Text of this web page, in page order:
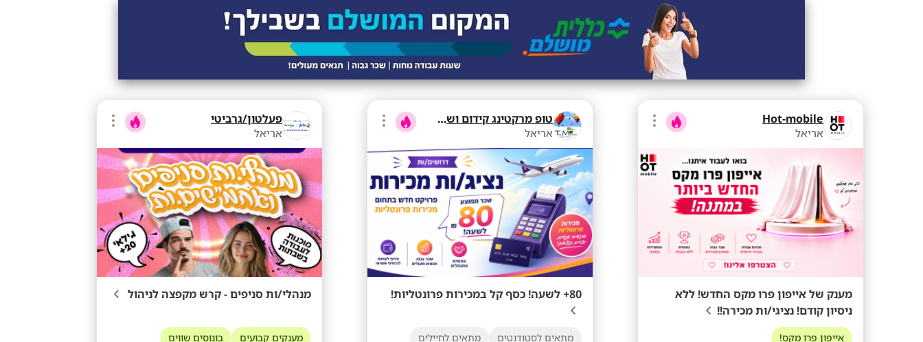
Hot-mobile
אריאל
מענק של אייפון פרו מקס החדש! ללא
ניסיון קודם! נציגי/ות מכירה!!
אייפון פרו מקס!
טופ מרקטינג קידום ושיווק בע"מ
אריאל
80+ לשעה! כסף קל במכירות פרונטליות!
מתאים לסטודנטים מתאים לחיילים
פעלטון/גרביטי
אריאל
מנהלי/ות סניפים - קרש מקפצה לניהול
מענקים קבועים בונוסים שווים